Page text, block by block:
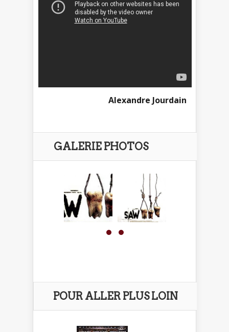
Alexandre Jourdain
GALERIE PHOTOS
POUR ALLER PLUS LOIN